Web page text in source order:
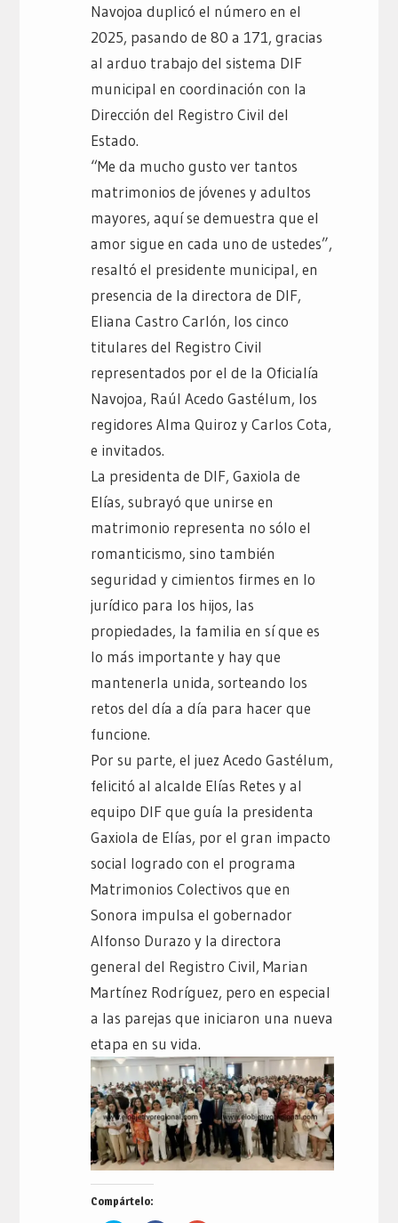
Navojoa duplicó el número en el
2025, pasando de 80 a 171, gracias
al arduo trabajo del sistema DIF
municipal en coordinación con la
Dirección del Registro Civil del
Estado.
“Me da mucho gusto ver tantos
matrimonios de jóvenes y adultos
mayores, aquí se demuestra que el
amor sigue en cada uno de ustedes”,
resaltó el presidente municipal, en
presencia de la directora de DIF,
Eliana Castro Carlón, los cinco
titulares del Registro Civil
representados por el de la Oficialía
Navojoa, Raúl Acedo Gastélum, los
regidores Alma Quiroz y Carlos Cota,
e invitados.
La presidenta de DIF, Gaxiola de
Elías, subrayó que unirse en
matrimonio representa no sólo el
romanticismo, sino también
seguridad y cimientos firmes en lo
jurídico para los hijos, las
propiedades, la familia en sí que es
lo más importante y hay que
mantenerla unida, sorteando los
retos del día a día para hacer que
funcione.
Por su parte, el juez Acedo Gastélum,
felicitó al alcalde Elías Retes y al
equipo DIF que guía la presidenta
Gaxiola de Elías, por el gran impacto
social logrado con el programa
Matrimonios Colectivos que en
Sonora impulsa el gobernador
Alfonso Durazo y la directora
general del Registro Civil, Marian
Martínez Rodríguez, pero en especial
a las parejas que iniciaron una nueva
etapa en su vida.
Compártelo: